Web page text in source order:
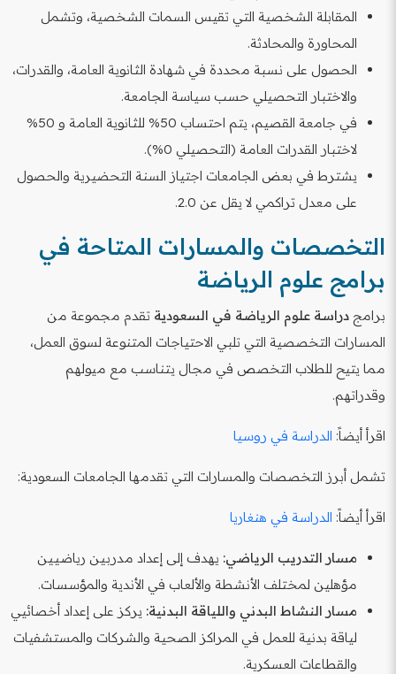
المقابلة الشخصية التي تقيس السمات الشخصية، وتشمل
المحاورة والمحادثة.
الحصول على نسبة محددة في شهادة الثانوية العامة، والقدرات،
والاختبار التحصيلي حسب سياسة الجامعة.
في جامعة القصيم، يتم احتساب 50% للثانوية العامة و 50%
لاختبار القدرات العامة (التحصيلي 0%).
يشترط في بعض الجامعات اجتياز السنة التحضيرية والحصول
على معدل تراكمي لا يقل عن 2.0.
التخصصات والمسارات المتاحة في
برامج علوم الرياضة
برامج دراسة علوم الرياضة في السعودية تقدم مجموعة من
المسارات التخصصية التي تلبي الاحتياجات المتنوعة لسوق العمل،
مما يتيح للطلاب التخصص في مجال يتناسب مع ميولهم
وقدراتهم.
اقرأ أيضاً: الدراسة في روسيا
تشمل أبرز التخصصات والمسارات التي تقدمها الجامعات السعودية:
اقرأ أيضاً: الدراسة في هنغاريا
مسار التدريب الرياضي: يهدف إلى إعداد مدربين رياضيين
مؤهلين لمختلف الأنشطة والألعاب في الأندية والمؤسسات.
مسار النشاط البدني واللياقة البدنية: يركز على إعداد أخصائيي
لياقة بدنية للعمل في المراكز الصحية والشركات والمستشفيات
والقطاعات العسكرية.